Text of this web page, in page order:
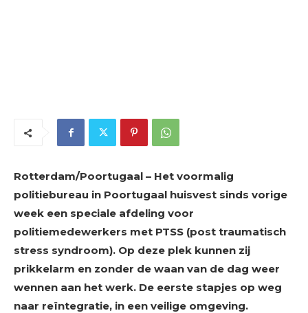
Rotterdam/Poortugaal – Het voormalig
politiebureau in Poortugaal huisvest sinds vorige
week een speciale afdeling voor
politiemedewerkers met PTSS (post traumatisch
stress syndroom). Op deze plek kunnen zij
prikkelarm en zonder de waan van de dag weer
wennen aan het werk. De eerste stapjes op weg
naar reïntegratie, in een veilige omgeving.